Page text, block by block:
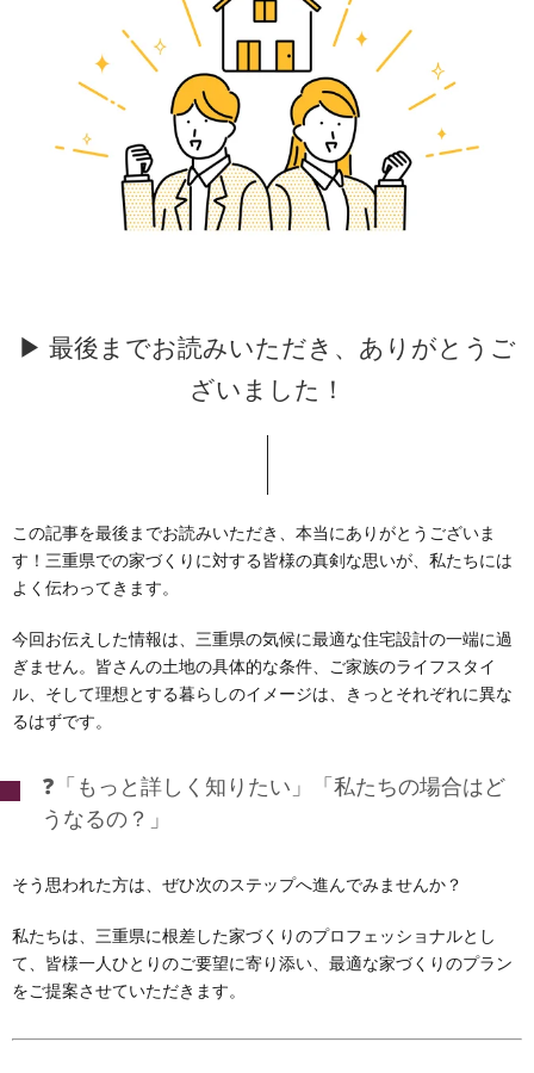
▶ 最後までお読みいただき、ありがとうご
ざいました！
この記事を最後までお読みいただき、本当にありがとうございま
す！三重県での家づくりに対する皆様の真剣な思いが、私たちには
よく伝わってきます。
今回お伝えした情報は、三重県の気候に最適な住宅設計の一端に過
ぎません。皆さんの土地の具体的な条件、ご家族のライフスタイ
ル、そして理想とする暮らしのイメージは、きっとそれぞれに異な
るはずです。
❓「もっと詳しく知りたい」「私たちの場合はど
うなるの？」
そう思われた方は、ぜひ次のステップへ進んでみませんか？
私たちは、三重県に根差した家づくりのプロフェッショナルとし
て、皆様一人ひとりのご要望に寄り添い、最適な家づくりのプラン
をご提案させていただきます。